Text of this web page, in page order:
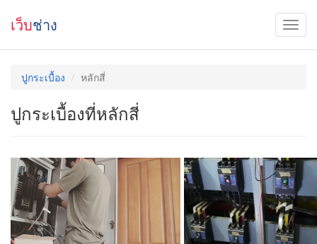
เว็บช่าง
ปูกระเบื้อง หลักสี่
ปูกระเบื้องที่หลักสี่